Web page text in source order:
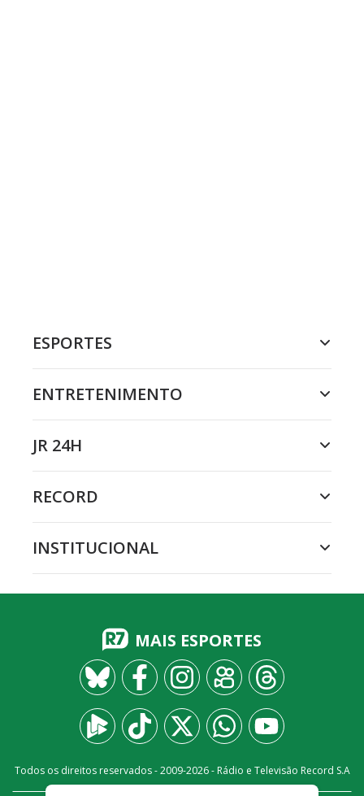
ESPORTES
ENTRETENIMENTO
JR 24H
RECORD
INSTITUCIONAL
MAIS ESPORTES
Todos os direitos reservados - 2009-2026- Rádio e Televisão Record S.A